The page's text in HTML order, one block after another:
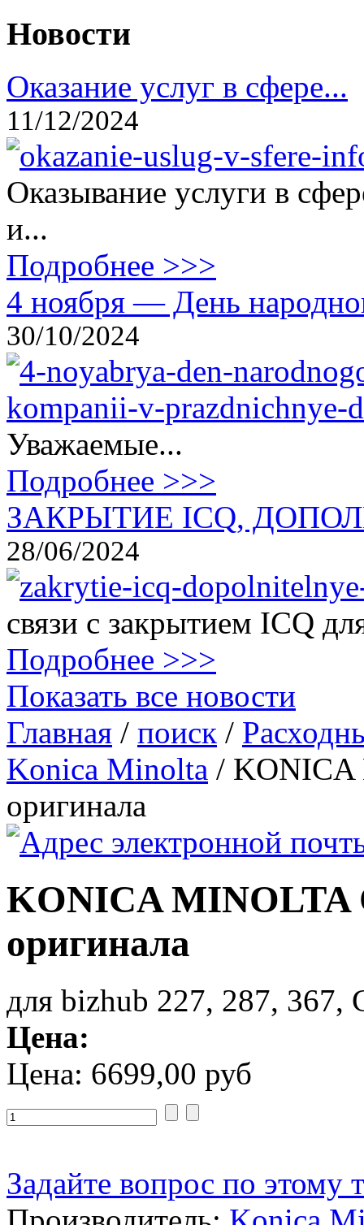
Новости
Оказание услуг в сфере...
11/12/2024
Оказывание услуги в
и...
Подробнее >>>
4 ноября — День
30/10/2024
Уважаемые...
Подробнее >>>
ЗАКРЫТИЕ ICQ,
28/06/2024
связи с закрытием ICQ
Подробнее >>>
Показать все новости
Главная / поиск /
Konica Minolta / KONICA
оригинала
KONICA MINOLTA
оригинала
для bizhub 227, 287, 367,
Цена:
Цена: 6699,00 руб
Задайте вопрос по этому